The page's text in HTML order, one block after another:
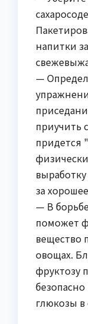
напитки
—
приучить
придется
за
— В
поможет
вещество
овощах.
фруктозу
глюкозы в